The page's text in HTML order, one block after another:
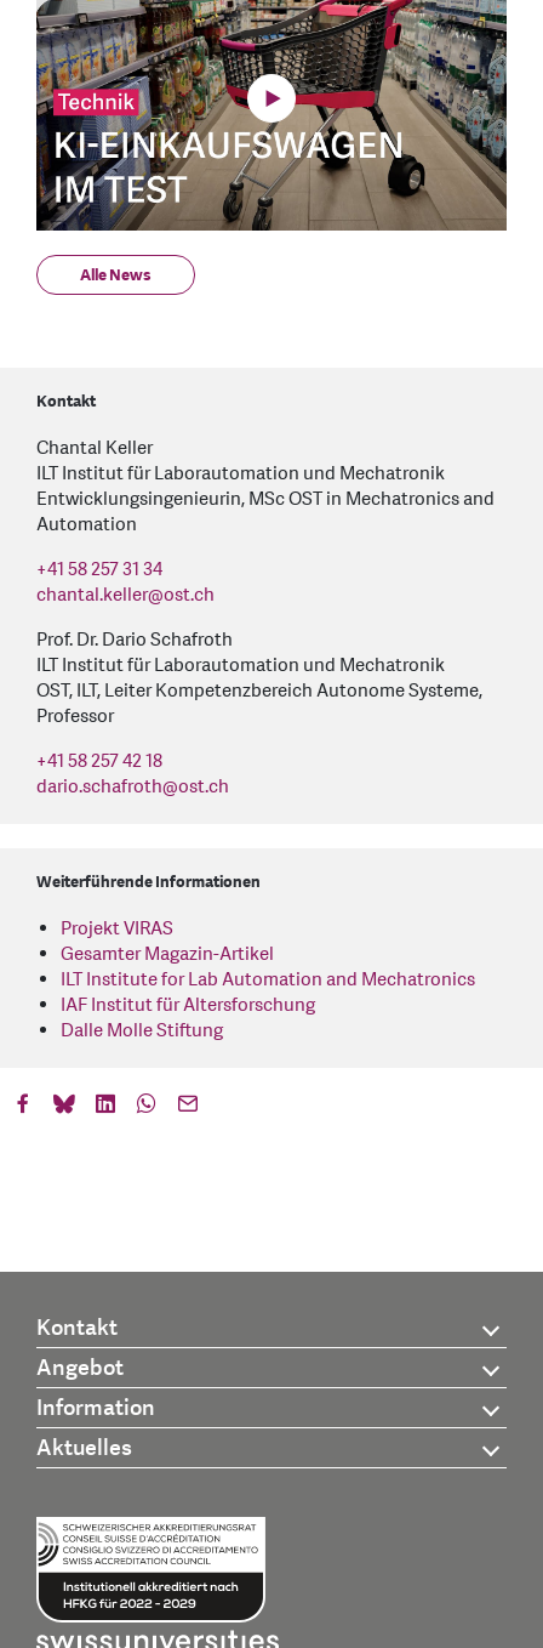
Alle News
Kontakt
Chantal Keller
ILT Institut für Laborautomation und Mechatronik
Entwicklungsingenieurin, MSc OST in Mechatronics and
Automation
+41 58 257 31 34
chantal.keller@ost.ch
Prof. Dr. Dario Schafroth
ILT Institut für Laborautomation und Mechatronik
OST, ILT, Leiter Kompetenzbereich Autonome Systeme,
Professor
+41 58 257 42 18
dario.schafroth@ost.ch
Weiterführende Informationen
Projekt VIRAS
Gesamter Magazin-Artikel
ILT Institute for Lab Automation and Mechatronics
IAF Institut für Altersforschung
Dalle Molle Stiftung
Kontakt
Angebot
Information
Aktuelles